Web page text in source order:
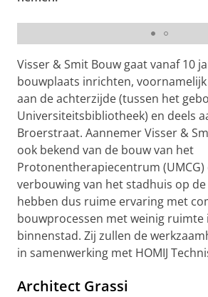
Visser & Smit Bouw gaat vanaf 10
bouwplaats inrichten,
aan de achterzijde (tussen het
Universiteitsbibliotheek) en deels
Broerstraat. Aannemer Visser &
ook bekend van de bouw van het
Protonentherapiecentrum (UMCG)
verbouwing van het stadhuis op
hebben dus ruime ervaring met
bouwprocessen met weinig ruimte
binnenstad. Zij zullen de
in samenwerking met HOMIJ
Architect Grassi